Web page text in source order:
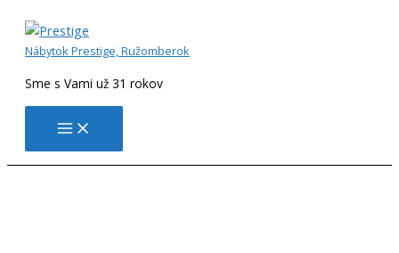
obsah
Nábytok Prestige, Ružomberok
Sme s Vami už 31 rokov